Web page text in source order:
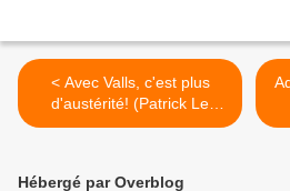
< Avec Valls, c'est plus
d'austérité! (Patrick Le
Hyaric)
Hébergé par Overblog